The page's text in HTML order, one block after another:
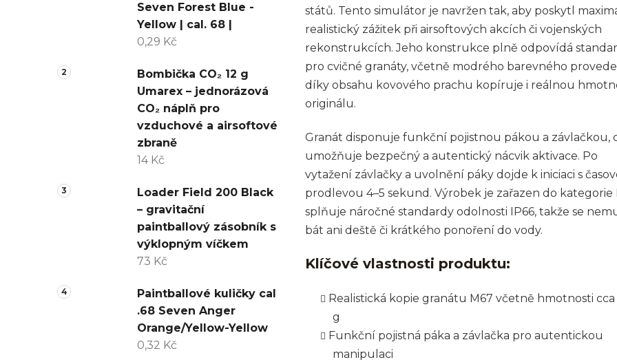
Seven Forest Blue -
Yellow | cal. 68 |
0,29 Kč
Bombička CO₂ 12 g
Umarex – jednorázová
CO₂ náplň pro
vzduchové a airsoftové
zbraně
14 Kč
Loader Field 200 Black
– gravitační
paintballový zásobník s
výklopným víčkem
73 Kč
Paintballové kuličky cal
.68 Seven Anger
Orange/Yellow-Yellow
0,32 Kč
států. Tento simulátor je navržen tak, aby poskytl
realistický zážitek při airsoftových akcích či vojenských
rekonstrukcích. Jeho konstrukce plně odpovídá
pro cvičné granáty, včetně modrého barevného
díky obsahu kovového prachu kopíruje i reálnou
originálu.
Granát disponuje funkční pojistnou pákou a závlačkou,
umožňuje bezpečný a autentický nácvik aktivace. Po
vytažení závlačky a uvolnění páky dojde k iniciaci s
prodlevou 4–5 sekund. Výrobek je zařazen do kategorie
splňuje náročné standardy odolnosti IP66, takže se
bát ani deště či krátkého ponoření do vody.
Klíčové vlastnosti produktu:
Realistická kopie granátu M67 včetně hmotnosti
g
Funkční pojistná páka a závlačka pro autentickou
manipulaci